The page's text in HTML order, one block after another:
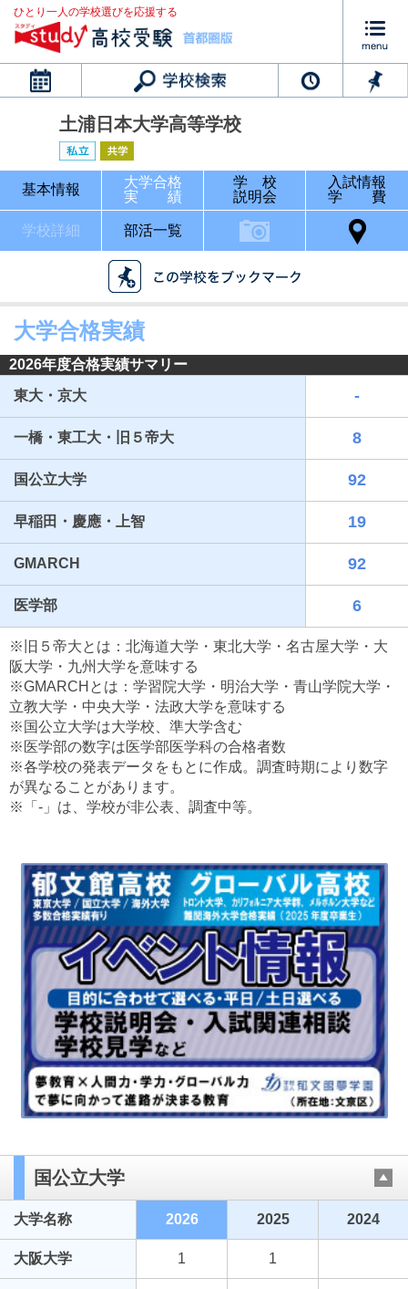
ひとり一人の学校選びを応援する
カレンダー
最近見た学校
土浦日本大学高等学校
ブックマークした学校
ブックマークした学校はありません
土浦日本大学高等学校
基本情報
大学合格
実 績
学 校
説明会
入試情報
学 費
学校詳細 部活一覧
大学合格実績
2026年度合格実績サマリー
東大・京大
-
一橋・東工大・旧５帝大 8
国公立大学 92
早稲田・慶應・上智 19
GMARCH 92
医学部 6
※旧５帝大とは：北海道大学・東北大学・名古屋大学・大
阪大学・九州大学を意味する
※GMARCHとは：学習院大学・明治大学・青山学院大学・
立教大学・中央大学・法政大学を意味する
※国公立大学は大学校、準大学含む
※医学部の数字は医学部医学科の合格者数
※各学校の発表データをもとに作成。調査時期により数字
が異なることがあります。
※「-」は、学校が非公表、調査中等。
国公立大学
大学名称 2026 2025 2024
大阪大学 1 1